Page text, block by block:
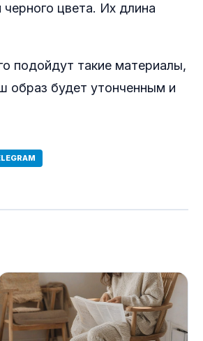
цвета. Их длина
подойдут такие материалы,
образ будет утонченным и